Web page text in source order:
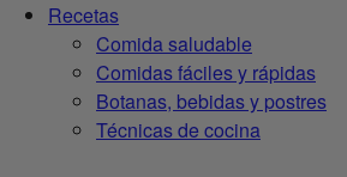
Recetas
Comida saludable
Comidas fáciles y rápidas
Botanas, bebidas y postres
Técnicas de cocina